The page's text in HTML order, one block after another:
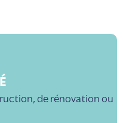
de rénovation ou